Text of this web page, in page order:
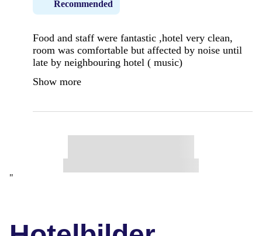
Recommended
Food and staff were fantastic ,hotel very clean,
room was comfortable but affected by noise until
late by neighbouring hotel ( music)
Show more
"